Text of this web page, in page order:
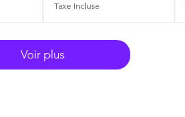
Taxe Incluse
Voir plus